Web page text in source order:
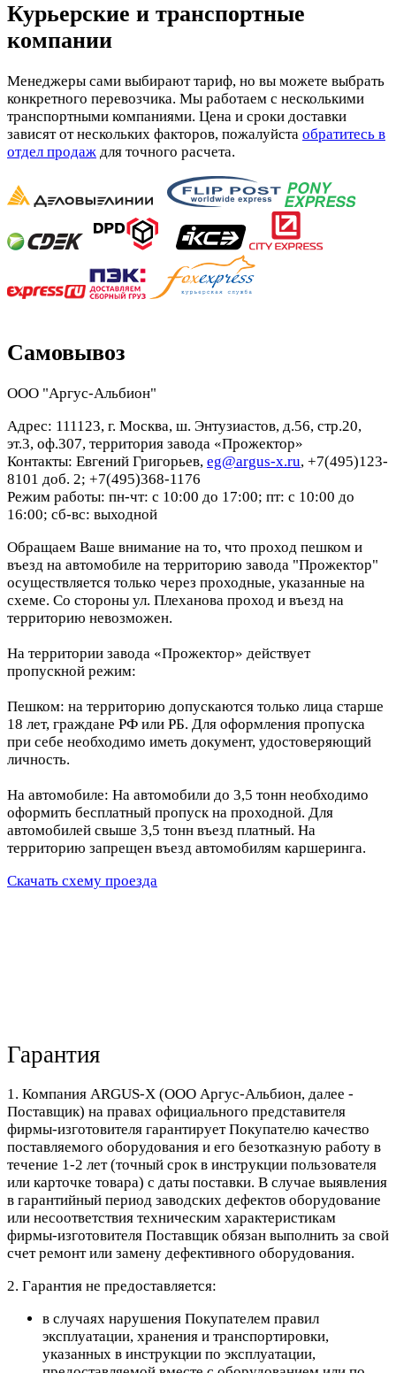
Курьерские и транспортные
компании
Менеджеры сами выбирают тариф, но вы можете выбрать
конкретного перевозчика. Мы работаем с несколькими
транспортными компаниями. Цена и сроки доставки
зависят от нескольких факторов, пожалуйста обратитесь в
отдел продаж для точного расчета.
Самовывоз
ООО "Аргус-Альбион"
Адрес: 111123, г. Москва, ш. Энтузиастов, д.56, стр.20,
эт.3, оф.307, территория завода «Прожектор»
Контакты: Евгений Григорьев, eg@argus-x.ru, +7(495)123-
8101 доб. 2; +7(495)368-1176
Режим работы: пн-чт: с 10:00 до 17:00; пт: с 10:00 до
16:00; сб-вс: выходной
Обращаем Ваше внимание на то, что проход пешком и
въезд на автомобиле на территорию завода "Прожектор"
осуществляется только через проходные, указанные на
схеме. Со стороны ул. Плеханова проход и въезд на
территорию невозможен.
На территории завода «Прожектор» действует
пропускной режим:
Пешком: на территорию допускаются только лица старше
18 лет, граждане РФ или РБ. Для оформления пропуска
при себе необходимо иметь документ, удостоверяющий
личность.
На автомобиле: На автомобили до 3,5 тонн необходимо
оформить бесплатный пропуск на проходной. Для
автомобилей свыше 3,5 тонн въезд платный. На
территорию запрещен въезд автомобилям каршеринга.
Скачать схему проезда
Гарантия
1. Компания ARGUS-X (ООО Аргус-Альбион, далее -
Поставщик) на правах официального представителя
фирмы-изготовителя гарантирует Покупателю качество
поставляемого оборудования и его безотказную работу в
течение 1-2 лет (точный срок в инструкции пользователя
или карточке товара) с даты поставки. В случае выявления
в гарантийный период заводских дефектов оборудование
или несоответствия техническим характеристикам
фирмы-изготовителя Поставщик обязан выполнить за свой
счет ремонт или замену дефективного оборудования.
2. Гарантия не предоставляется:
в случаях нарушения Покупателем правил
эксплуатации, хранения и транспортировки,
указанных в инструкции по эксплуатации,